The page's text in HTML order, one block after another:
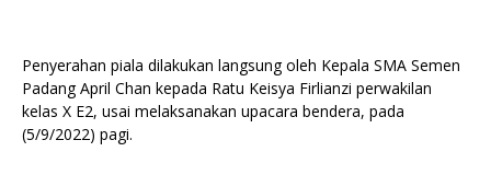
Penyerahan piala dilakukan langsung oleh Kepala SMA Semen
Padang April Chan kepada Ratu Keisya Firlianzi perwakilan
kelas X E2, usai melaksanakan upacara bendera, pada
(5/9/2022) pagi.